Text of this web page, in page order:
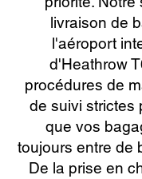
livraison de
l'aéroport
d'Heathrow
procédures de
de suivi strictes
que vos
toujours entre de
De la prise en